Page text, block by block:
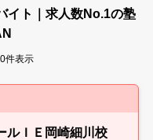
イト｜求人数No.1の塾
件表示
ルＩＥ岡崎細川校